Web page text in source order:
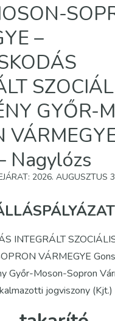
–
GYŐR-
Nagylózs
2026. AUGUSZTUS
INTEGRÁLT
VÁRMEGYE
Győr-Moson-Sopron
jogviszony